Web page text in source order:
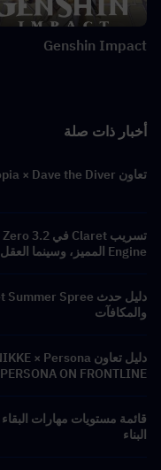
Genshin Impact
أخبار ذات صلة
تعاون Heartopia × Dave the Diver: دليل صمامات الغوص والمكافآت
Engine المميز، وسينما العقل
والمكافآت
PERSONA ON FRONTLINE، الشخصيات، الرايات والمكافآت
البناء